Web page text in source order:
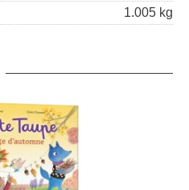
1.005 kg